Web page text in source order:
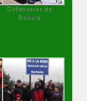
Defensoras de
Bolivia